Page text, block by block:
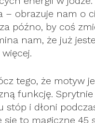
– obrazuje nam o
późno, by coś
nam, że już
tego, że motyw
funkcję.
stóp i dłoni
się to magiczne 45